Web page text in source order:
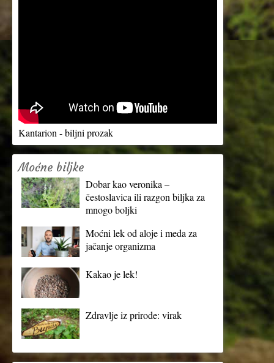
Kantarion - biljni prozak
Moćne biljke
Dobar kao veronika –
čestoslavica ili razgon biljka za
mnogo boljki
Moćni lek od aloje i meda za
jačanje organizma
Kakao je lek!
Zdravlje iz prirode: virak